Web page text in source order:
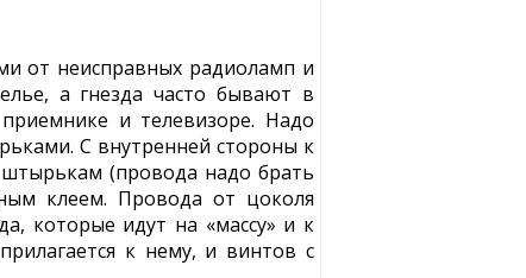
от неисправных радиоламп и
а гнезда часто бывают в
и телевизоре. Надо
С внутренней стороны к
(провода надо брать
клеем. Провода от цоколя
которые идут на «массу» и к
к нему, и винтов с